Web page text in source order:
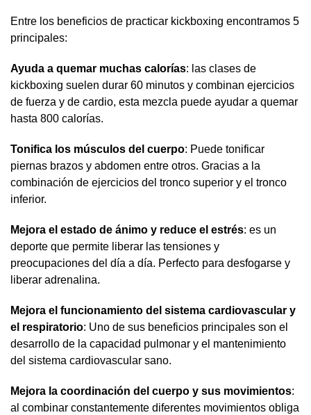
Entre los beneficios de practicar kickboxing encontramos 5
principales:
Ayuda a quemar muchas calorías: las clases de
kickboxing suelen durar 60 minutos y combinan ejercicios
de fuerza y de cardio, esta mezcla puede ayudar a quemar
hasta 800 calorías.
Tonifica los músculos del cuerpo: Puede tonificar
piernas brazos y abdomen entre otros. Gracias a la
combinación de ejercicios del tronco superior y el tronco
inferior.
Mejora el estado de ánimo y reduce el estrés: es un
deporte que permite liberar las tensiones y
preocupaciones del día a día. Perfecto para desfogarse y
liberar adrenalina.
Mejora el funcionamiento del sistema cardiovascular y
el respiratorio: Uno de sus beneficios principales son el
desarrollo de la capacidad pulmonar y el mantenimiento
del sistema cardiovascular sano.
Mejora la coordinación del cuerpo y sus movimientos:
al combinar constantemente diferentes movimientos obliga